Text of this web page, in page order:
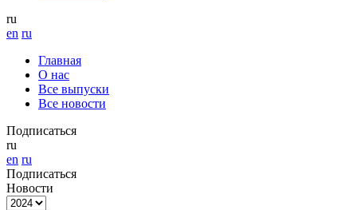
ru
en ru
Главная
О нас
Все выпуски
Все новости
Подписаться
ru
en ru
Подписаться
Новости